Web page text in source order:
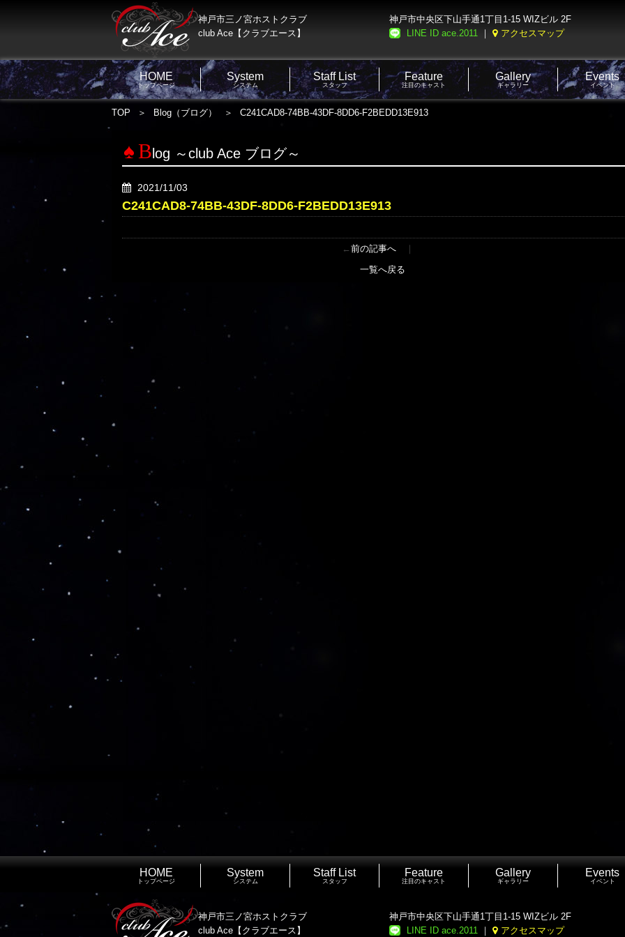
神戸市三ノ宮ホストクラブ
club Ace【クラブエース】
神戸市中央区下山手通1丁目1-15 WIZビル 2F
LINE ID ace.2011 ｜ アクセスマップ
HOME
トップページ
System
システム
Staff List
スタッフ
Feature
注目のキャスト
Gallery
ギャラリー
Events
イベント
TOP Blog（ブログ） C241CAD8-74BB-43DF-8DD6-F2BEDD13E913
B log ～club Ace ブログ～
2021/11/03
C241CAD8-74BB-43DF-8DD6-F2BEDD13E913
← 前の記事へ｜
一覧へ戻る
HOME
トップページ
System
システム
Staff List
スタッフ
Feature
注目のキャスト
Gallery
ギャラリー
Events
イベント
神戸市三ノ宮ホストクラブ
club Ace【クラブエース】
神戸市中央区下山手通1丁目1-15 WIZビル 2F
LINE ID ace.2011 ｜ アクセスマップ